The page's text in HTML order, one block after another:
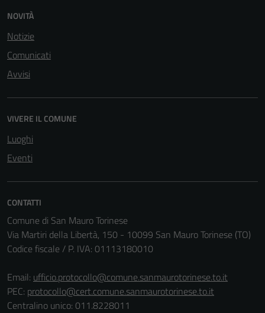
NOVITÀ
Notizie
Comunicati
Avvisi
VIVERE IL COMUNE
Luoghi
Eventi
CONTATTI
Comune di San Mauro Torinese
Via Martiri della Libertà, 150 - 10099 San Mauro Torinese (TO)
Codice fiscale / P. IVA: 01113180010
Email: ufficio.protocollo@comune.sanmaurotorinese.to.it
PEC: protocollo@cert.comune.sanmaurotorinese.to.it
Centralino unico: 011.8228011